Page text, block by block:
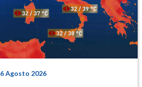
6 Agosto 2026